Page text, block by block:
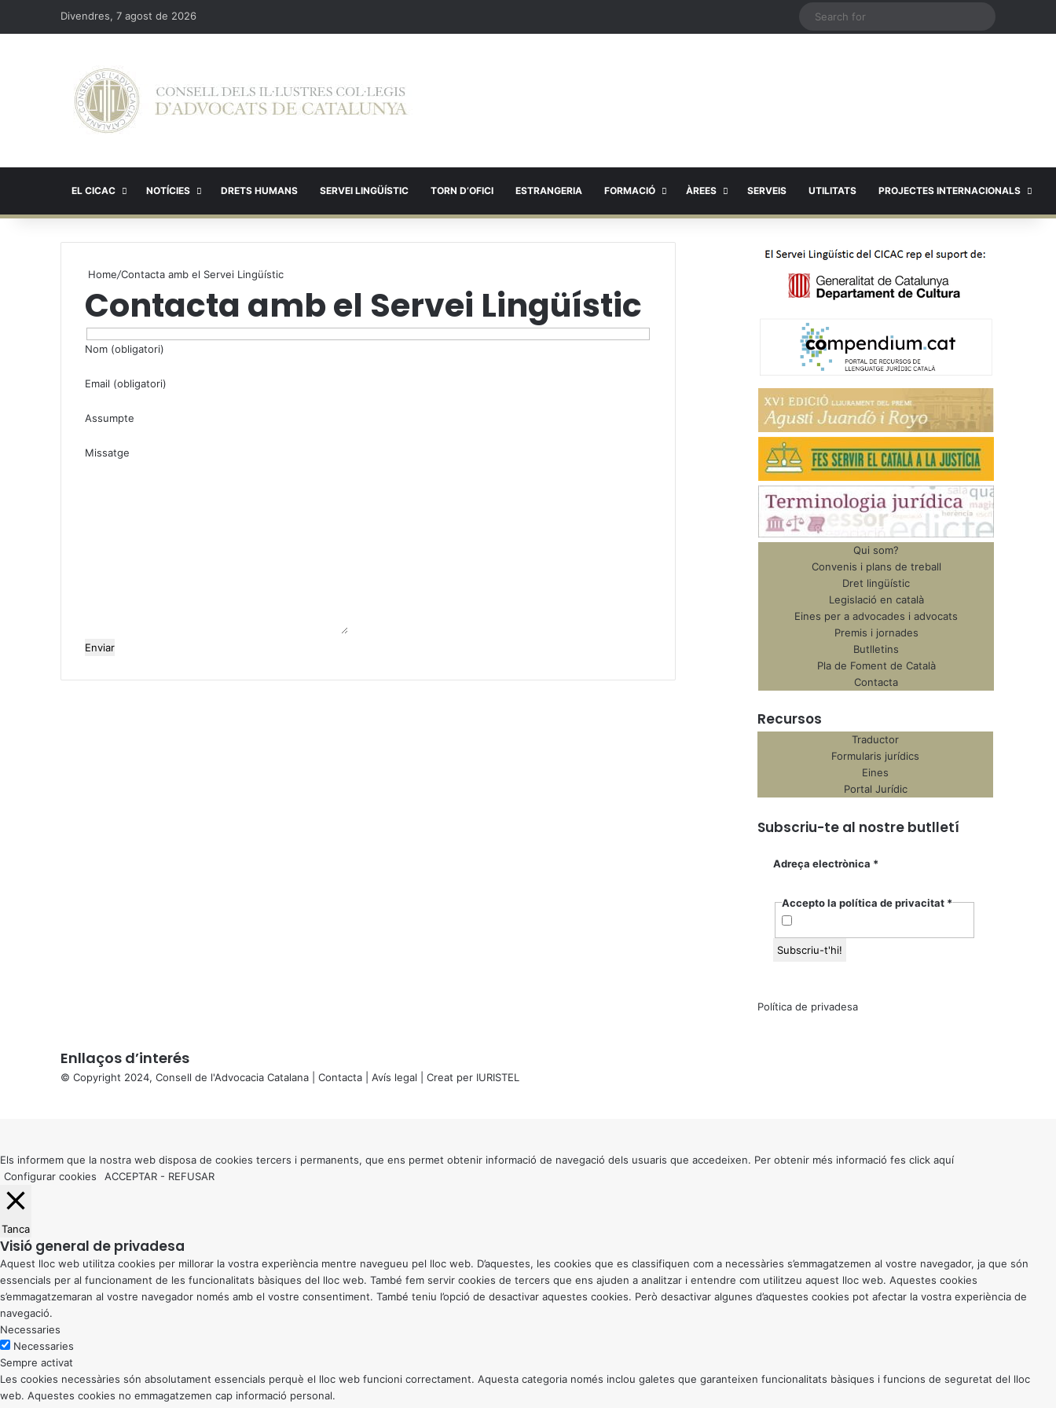
Divendres, 7 agost de 2026
EL CICAC NOTÍCIES DRETS HUMANS SERVEI LINGÜÍSTIC TORN D’OFICI ESTRANGERIA FORMACIÓ ÀREES SERVEIS UTILITATS PROJECTES INTERNACIONALS
Home/Contacta amb el Servei Lingüístic
Contacta amb el Servei Lingüístic
Nom (obligatori)
Email (obligatori)
Assumpte
Missatge
Qui som?
Convenis i plans de treball
Dret lingüístic
Legislació en català
Eines per a advocades i advocats
Premis i jornades
Butlletins
Pla de Foment de Català
Contacta
Recursos
Traductor
Formularis jurídics
Eines
Portal Jurídic
Subscriu-te al nostre butlletí
Adreça electrònica *
Accepto la política de privacitat *
Política de privadesa
Enllaços d’interés
© Copyright 2024, Consell de l'Advocacia Catalana | Contacta Avís legal | Creat per IURISTEL
button
Els informem que la nostra web disposa de cookies tercers i permanents, que ens permet obtenir informació de navegació dels usuaris que accedeixen. Per obtenir més informació fes click aquí
Configurar cookies
ACCEPTAR - REFUSAR
Tanca
Visió general de privadesa
Aquest lloc web utilitza cookies per millorar la vostra experiència mentre navegueu pel lloc web. D’aquestes, les cookies que es classifiquen com a necessàries s’emmagatzemen al vostre navegador, ja que són
essencials per al funcionament de les funcionalitats bàsiques del lloc web. També fem servir cookies de tercers que ens ajuden a analitzar i entendre com utilitzeu aquest lloc web. Aquestes cookies
s’emmagatzemaran al vostre navegador només amb el vostre consentiment. També teniu l’opció de desactivar aquestes cookies. Però desactivar algunes d’aquestes cookies pot afectar la vostra experiència de
navegació.
Necessaries
Necessaries
Sempre activat
Les cookies necessàries són absolutament essencials perquè el lloc web funcioni correctament. Aquesta categoria només inclou galetes que garanteixen funcionalitats bàsiques i funcions de seguretat del lloc
web. Aquestes cookies no emmagatzemen cap informació personal.